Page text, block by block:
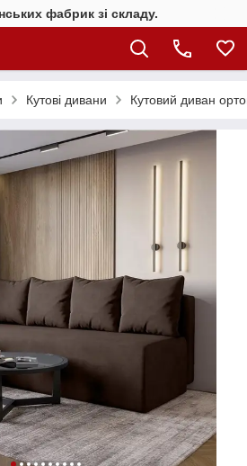
фабрик зі складу.
Кутові дивани Кутовий диван